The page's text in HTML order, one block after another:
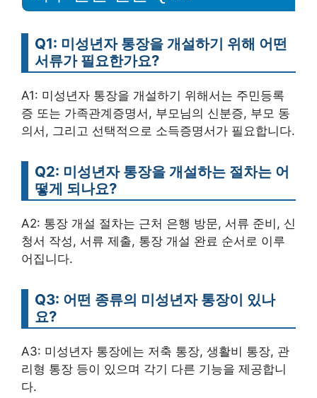
Q1: 미성년자 통장을 개설하기 위해 어떤
서류가 필요한가요?
A1: 미성년자 통장을 개설하기 위해서는 주민등록
증 또는 가족관계증명서, 부모님의 신분증, 부모 동
의서, 그리고 선택적으로 소득증명서가 필요합니다.
Q2: 미성년자 통장을 개설하는 절차는 어
떻게 되나요?
A2: 통장 개설 절차는 근처 은행 방문, 서류 준비, 신
청서 작성, 서류 제출, 통장 개설 완료 순서로 이루
어집니다.
Q3: 어떤 종류의 미성년자 통장이 있나
요?
A3: 미성년자 통장에는 저축 통장, 생활비 통장, 관
리형 통장 등이 있으며 각기 다른 기능을 제공합니
다.